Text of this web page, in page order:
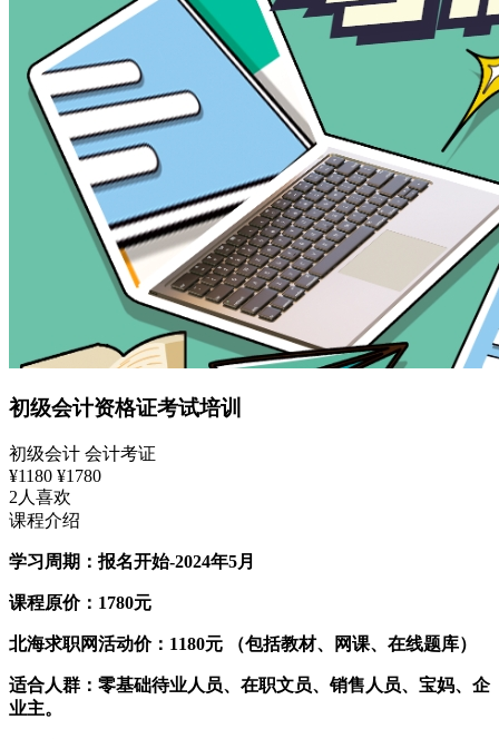
初级会计资格证考试培训
初级会计 会计考证
¥1180 ¥1780
2人喜欢
课程介绍
学习周期：报名开始-2024年5月
课程原价：1780元
北海求职网活动价：1180元 （包括教材、网课、在线题库）
适合人群：零基础待业人员、在职文员、销售人员、宝妈、企
业主。